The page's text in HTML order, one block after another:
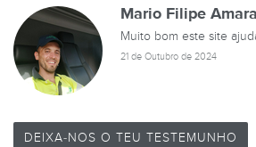
Mario Filipe
Muito bom este site
21 de Outubro de 2024
DEIXA-NOS O TEU TESTEMUNHO